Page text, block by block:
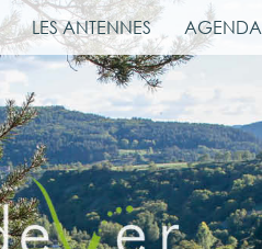
LES ANTENNES AGENDA